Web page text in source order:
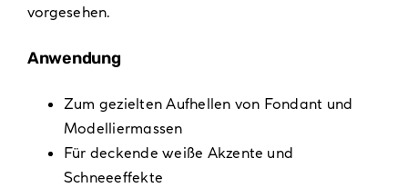
vorgesehen.
Anwendung
Zum gezielten Aufhellen von Fondant und
Modelliermassen
Für deckende weiße Akzente und
Schneeeffekte